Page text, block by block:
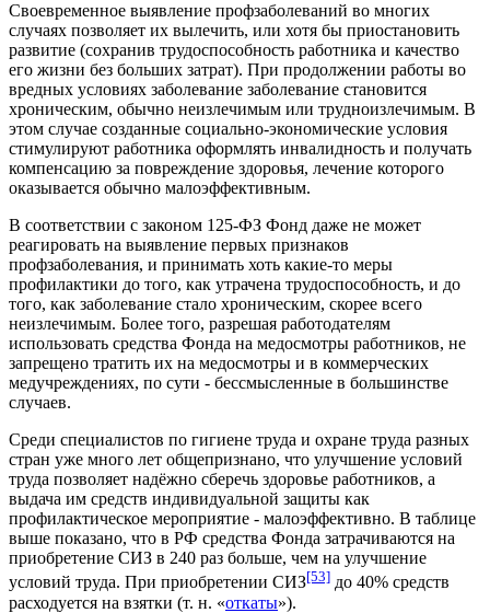
Своевременное выявление профзаболеваний во многих
случаях позволяет их вылечить, или хотя бы приостановить
развитие (сохранив трудоспособность работника и качество
его жизни без больших затрат). При продолжении работы во
вредных условиях заболевание заболевание становится
хроническим, обычно неизлечимым или трудноизлечимым. В
этом случае созданные социально-экономические условия
стимулируют работника оформлять инвалидность и получать
компенсацию за повреждение здоровья, лечение которого
оказывается обычно малоэффективным.
В соответствии с законом 125-ФЗ Фонд даже не может
реагировать на выявление первых признаков
профзаболевания, и принимать хоть какие-то меры
профилактики до того, как утрачена трудоспособность, и до
того, как заболевание стало хроническим, скорее всего
неизлечимым. Более того, разрешая работодателям
использовать средства Фонда на медосмотры работников, не
запрещено тратить их на медосмотры и в коммерческих
медучреждениях, по сути - бессмысленные в большинстве
случаев.
Среди специалистов по гигиене труда и охране труда разных
стран уже много лет общепризнано, что улучшение условий
труда позволяет надёжно сберечь здоровье работников, а
выдача им средств индивидуальной защиты как
профилактическое мероприятие - малоэффективно. В таблице
выше показано, что в РФ средства Фонда затрачиваются на
приобретение СИЗ в 240 раз больше, чем на улучшение
условий труда. При приобретении СИЗ[53] до 40% средств
расходуется на взятки (т. н. «откаты»).